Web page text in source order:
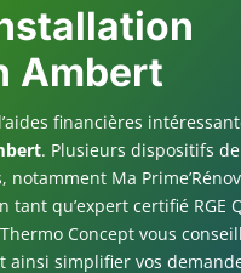
Ambert
financières
. Plusieurs dispositifs
Ma
tant qu’expert certifié RGE
Concept vous
ainsi simplifier vos